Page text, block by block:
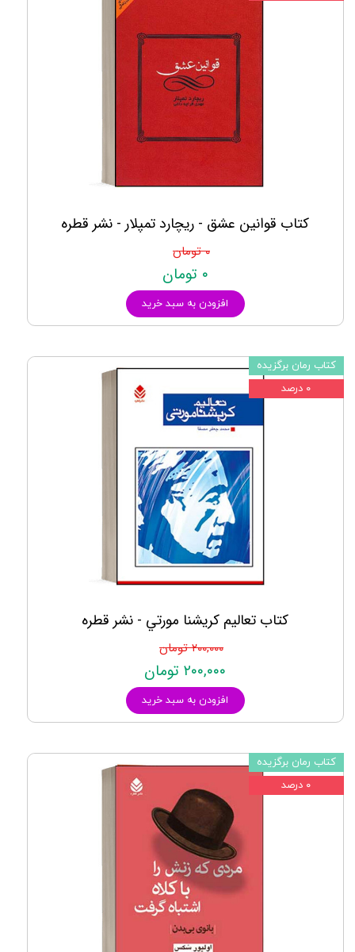
کتاب قوانین عشق - ریچارد تمپلار - نشر قطره
۰ تومان
۰ تومان
افزودن به سبد خرید
کتاب تعاليم كريشنا مورتي - نشر قطره
۲۰۰,۰۰۰ تومان
۲۰۰,۰۰۰ تومان
افزودن به سبد خرید
کتاب رمان برگزیده
۰ درصد
کتاب رمان برگزیده
۰ درصد